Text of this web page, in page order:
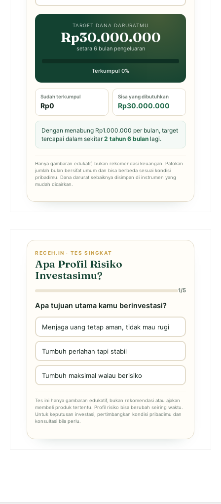
TARGET DANA DARURATMU
Rp30.000.000
setara 6 bulan pengeluaran
Terkumpul 0%
Sudah terkumpul
Rp0
Sisa yang dibutuhkan
Rp30.000.000
Dengan menabung Rp1.000.000 per bulan, target
tercapai dalam sekitar2 tahun 6 bulan lagi.
Hanya gambaran edukatif, bukan rekomendasi keuangan. Patokan
jumlah bulan bersifat umum dan bisa berbeda sesuai kondisi
pribadimu. Dana darurat sebaiknya disimpan di instrumen yang
mudah dicairkan.
RECEH.IN · TES SINGKAT
Apa Profil Risiko
Investasimu?
1/5
Apa tujuan utama kamu berinvestasi?
Menjaga uang tetap aman, tidak mau rugi
Tumbuh perlahan tapi stabil
Tumbuh maksimal walau berisiko
Tes ini hanya gambaran edukatif, bukan rekomendasi atau ajakan
membeli produk tertentu. Profil risiko bisa berubah seiring waktu.
Untuk keputusan investasi, pertimbangkan kondisi pribadimu dan
konsultasi bila perlu.